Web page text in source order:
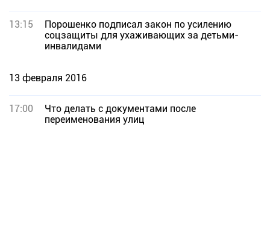
13:15
Порошенко подписал закон по усилению
соцзащиты для ухаживающих за детьми-
инвалидами
13 февраля 2016
17:00
Что делать с документами после
переименования улиц